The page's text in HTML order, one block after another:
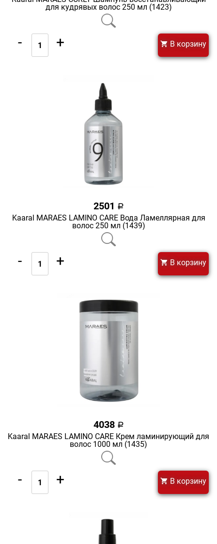
для кудрявых волос 250 мл (1423)
- + В корзину
2501 a
Kaaral MARAES LAMINO CARE Вода Ламеллярная для
волос 250 мл (1439)
- + В корзину
4038 a
Kaaral MARAES LAMINO CARE Крем ламинирующий для
волос 1000 мл (1435)
- + В корзину